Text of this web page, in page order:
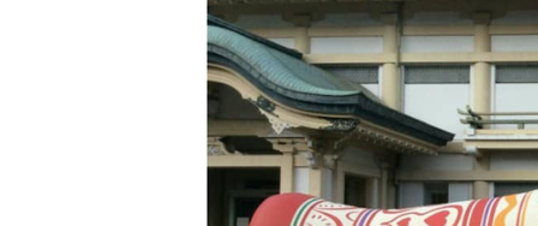
キャンペーン
259：箕面でナポレオンパ
イ